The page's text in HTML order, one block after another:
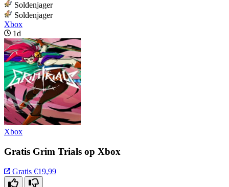
Soldenjager
Soldenjager
Xbox
1d
Xbox
Gratis Grim Trials op Xbox
Gratis €19,99